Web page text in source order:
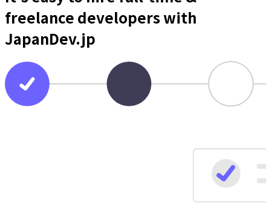
freelance developerswith
JapanDev.jp